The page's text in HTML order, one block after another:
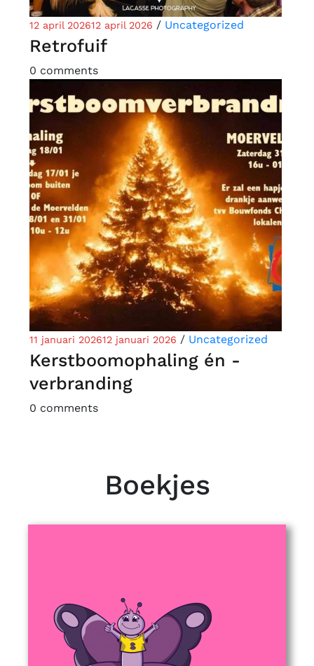
12 april 202612 april 2026 / Uncategorized
Retrofuif
0 comments
11 januari 202612 januari 2026 / Uncategorized
Kerstboomophaling én -
verbranding
0 comments
Boekjes